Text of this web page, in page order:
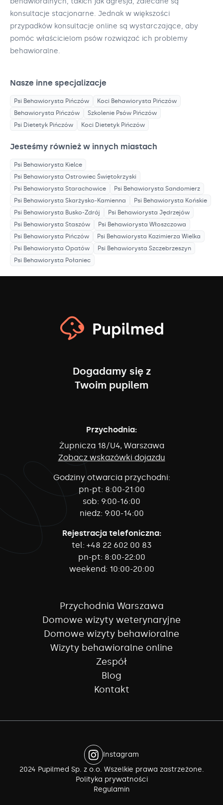
konsultacje stacjonarne. Jednak w większości
przypadków konsultacje online są wystarczające, aby
pomóc właścicielom psów rozwiązać ich problemy
behawioralne.
Nasze inne specjalizacje
Psi Behawiorysta Pińczów Koci Behawiorysta Pińczów
Behawiorysta Pińczów Szkolenie Psów Pińczów
Psi Dietetyk Pińczów Koci Dietetyk Pińczów
Jesteśmy również w innych miastach
Psi Behawiorysta Kielce
Psi Behawiorysta Ostrowiec Świętokrzyski
Psi Behawiorysta Starachowice Psi Behawiorysta Sandomierz
Psi Behawiorysta Skarżysko-Kamienna Psi Behawiorysta Końskie
Psi Behawiorysta Busko-Zdrój Psi Behawiorysta Jędrzejów
Psi Behawiorysta Staszów Psi Behawiorysta Włoszczowa
Psi Behawiorysta Pińczów Psi Behawiorysta Kazimierza Wielka
Psi Behawiorysta Opatów Psi Behawiorysta Szczebrzeszyn
Psi Behawiorysta Połaniec
Dogadamy się z
Twoim pupilem
Przychodnia:
Żupnicza 18/U4, Warszawa
Zobacz wskazówki dojazdu
Godziny otwarcia przychodni:
pn-pt: 8:00-21:00
sob: 9:00-16:00
niedz: 9:00-14:00
Rejestracja telefoniczna:
tel: +48 22 602 00 83
pn-pt: 8:00-22:00
weekend: 10:00-20:00
Przychodnia Warszawa
Domowe wizyty weterynaryjne
Domowe wizyty behawioralne
Wizyty behawioralne online
Zespół
Blog
Kontakt
Instagram
2024 Pupilmed Sp. z o.o. Wszelkie prawa zastrzeżone.
Polityka prywatności
Regulamin